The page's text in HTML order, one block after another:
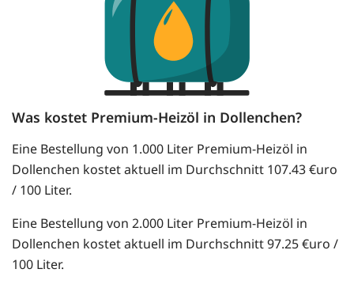
Was kostet Premium-Heizöl in Dollenchen?
Eine Bestellung von 1.000 Liter Premium-Heizöl in
Dollenchen kostet aktuell im Durchschnitt 107.43 €uro
/ 100 Liter.
Eine Bestellung von 2.000 Liter Premium-Heizöl in
Dollenchen kostet aktuell im Durchschnitt 97.25 €uro /
100 Liter.